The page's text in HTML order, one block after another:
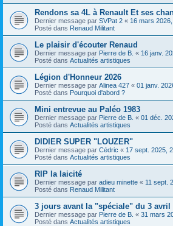
Rendons sa 4L à Renault Et ses
Dernier message par SVPat 2 « 16 mars
Posté dans Renaud Militant
Le plaisir d'écouter Renaud
Dernier message par Pierre de B. « 16 janv.
Posté dans Actualités artistiques
Légion d'Honneur 2026
Dernier message par Alinea 427 « 01 janv.
Posté dans Pourquoi d'abord ?
Mini entrevue au Paléo 1983
Dernier message par Pierre de B. « 01 déc.
Posté dans Actualités artistiques
DIDIER SUPER "LOUZER"
Dernier message par Cédric « 17 sept. 2025,
Posté dans Actualités artistiques
RIP la laicité
Dernier message par adieu minette « 11 sept.
Posté dans Renaud Militant
3 jours avant la "spéciale" du 3 avril
Dernier message par Pierre de B. « 31 mars
Posté dans Actualités artistiques